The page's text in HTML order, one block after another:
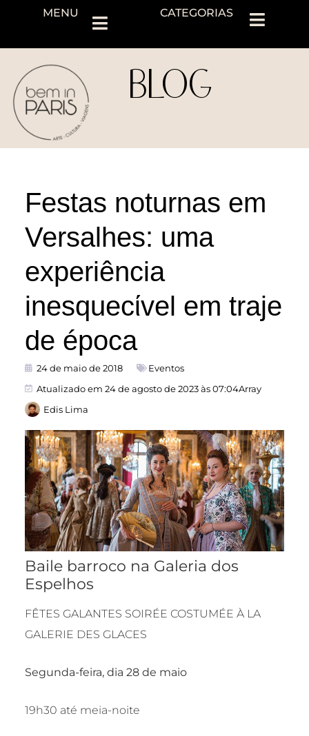
MENU CATEGORIAS
BLOG
Festas noturnas em
Versalhes: uma
experiência
inesquecίvel em traje
de época
24 de maio de 2018
Eventos
Atualizado em 24 de agosto de 2023 às 07:04Array
Edis Lima
Baile barroco na Galeria dos
Espelhos
FÊTES GALANTES SOIRÉE COSTUMÉE À LA
GALERIE DES GLACES
Segunda-feira, dia 28 de maio
19h30 até meia-noite